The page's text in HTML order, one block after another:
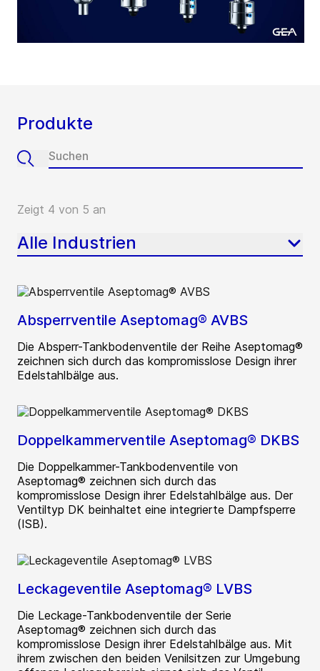
Produkte
Zeigt 4 von 5 an
Alle Industrien
Absperrventile Aseptomag® AVBS
Die Absperr-Tankbodenventile der Reihe Aseptomag®
zeichnen sich durch das kompromisslose Design ihrer
Edelstahlbälge aus.
Doppelkammerventile Aseptomag® DKBS
Die Doppelkammer-Tankbodenventile von
Aseptomag® zeichnen sich durch das
kompromisslose Design ihrer Edelstahlbälge aus. Der
Ventiltyp DK beinhaltet eine integrierte Dampfsperre
(ISB).
Leckageventile Aseptomag® LVBS
Die Leckage-Tankbodenventile der Serie
Aseptomag® zeichnen sich durch das
kompromisslose Design ihrer Edelstahlbälge aus. Mit
ihrem zwischen den beiden Venilsitzen zur Umgebung